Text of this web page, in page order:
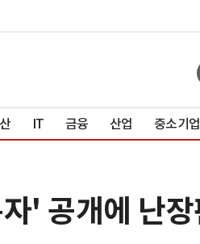
IT 금융 산업 중소기
' 공개에 난